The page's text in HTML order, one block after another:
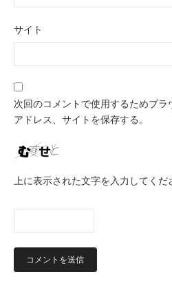
サイト
次回のコメントで使用するためブ
アドレス、サイトを保存する。
上に表示された文字を入力してくだ